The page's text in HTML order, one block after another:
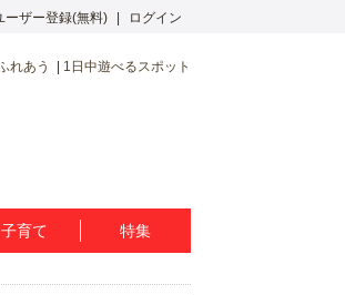
ーザー登録(無料) ログイン
れあう 1日中遊べるスポット
子育て 特集